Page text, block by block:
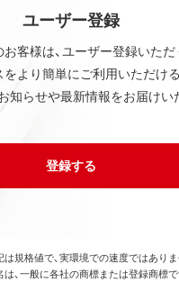
ユーザー登録
客様は、ユーザー登録いた
より簡単にご利用いただける
知らせや最新情報をお届けい
登録する
規格値で、実環境での速度ではありま
、一般に各社の商標または登録商標で